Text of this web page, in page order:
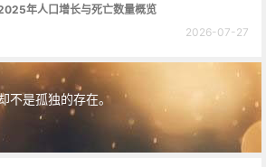
年人口增长与死亡数量概览
2026-07-27
不是孤独的存在。